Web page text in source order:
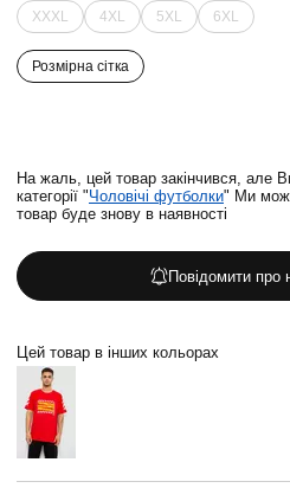
XXXL 4XL 5XL 6XL
Розмірна сітка
На жаль, цей товар закінчився, але
категорії "Чоловічі футболки" Ми
товар буде знову в наявності
Повідомити про
Цей товар в інших кольорах